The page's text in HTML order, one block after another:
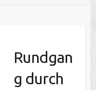
Rundgan
g durch